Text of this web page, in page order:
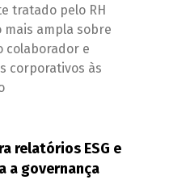
tratado pelo RH
ampla sobre
colaborador e
corporativos às
relatórios ESG e
a governança